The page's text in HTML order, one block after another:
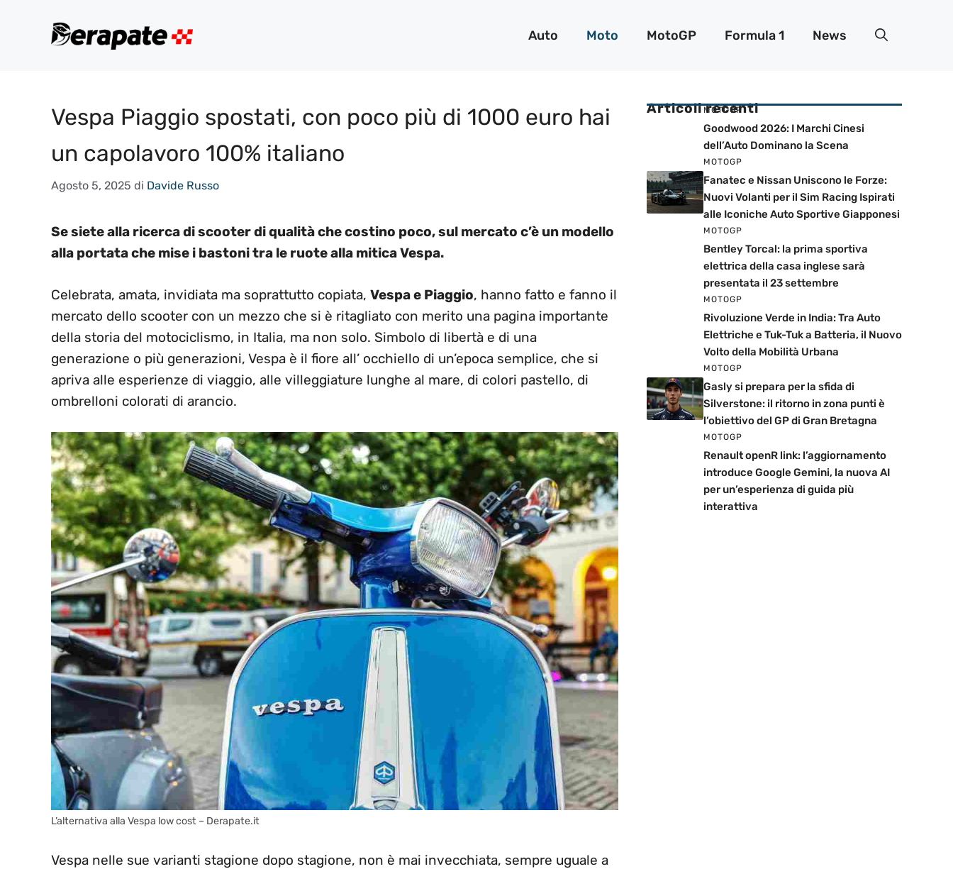
Auto Moto MotoGP Formula 1 News
Vespa Piaggio spostati, con poco più di 1000 euro hai
un capolavoro 100% italiano
Agosto 5, 2025 di Davide Russo
Se siete alla ricerca di scooter di qualità che costino poco, sul mercato c’è un modello
alla portata che mise i bastoni tra le ruote alla mitica Vespa.
Celebrata, amata, invidiata ma soprattutto copiata, Vespa e Piaggio, hanno fatto e fanno il
mercato dello scooter con un mezzo che si è ritagliato con merito una pagina importante
della storia del motociclismo, in Italia, ma non solo. Simbolo di libertà e di una
generazione o più generazioni, Vespa è il fiore all’ occhiello di un’epoca semplice, che si
apriva alle esperienze di viaggio, alle villeggiature lunghe al mare, di colori pastello, di
ombrelloni colorati di arancio.
L’alternativa alla Vespa low cost – Derapate.it
Vespa nelle sue varianti stagione dopo stagione, non è mai invecchiata, sempre uguale a
Articoli recenti
MOTOGP
Goodwood 2026: I Marchi Cinesi
dell’Auto Dominano la Scena
MOTOGP
Fanatec e Nissan Uniscono le Forze:
Nuovi Volanti per il Sim Racing Ispirati
alle Iconiche Auto Sportive Giapponesi
MOTOGP
Bentley Torcal: la prima sportiva
elettrica della casa inglese sarà
presentata il 23 settembre
MOTOGP
Rivoluzione Verde in India: Tra Auto
Elettriche e Tuk-Tuk a Batteria, il Nuovo
Volto della Mobilità Urbana
MOTOGP
Gasly si prepara per la sfida di
Silverstone: il ritorno in zona punti è
l’obiettivo del GP di Gran Bretagna
MOTOGP
Renault openR link: l’aggiornamento
introduce Google Gemini, la nuova AI
per un’esperienza di guida più
interattiva